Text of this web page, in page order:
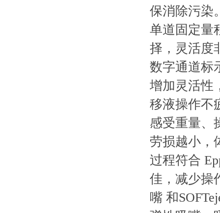
保消除污染
单道固定量
择，灵活度
数字通道标
增加灵活性
移液操作不
感受重量、
劳损越小，
过程符合
佳，减少操
嘴 和